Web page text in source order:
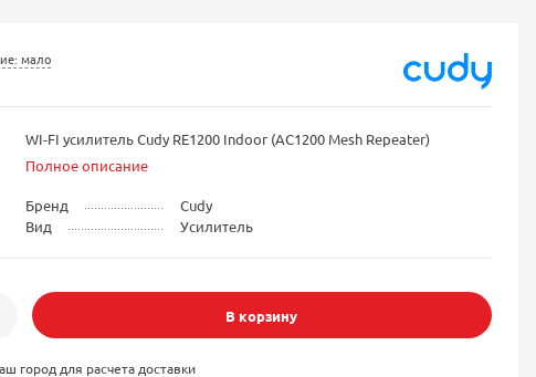
мало
WI-FI усилитель Cudy RE1200 Indoor (AC1200 Mesh Repeater)
Полное описание
Бренд
Cudy
Вид
Усилитель
В корзину
город для расчета доставки